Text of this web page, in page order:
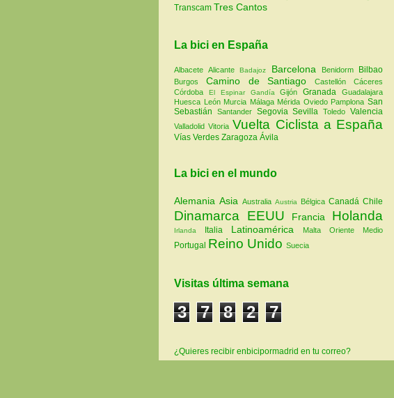
Transcam Tres Cantos
La bici en España
AlbaceteAlicanteBadajoz Barcelona Benidorm Bilbao
Burgos Camino de SantiagoCastellónCáceres
Córdoba El Espinar GandíaGijónGranadaGuadalajara
Huesca León Murcia Málaga Mérida Oviedo PamplonaSan
Sebastián Santander SegoviaSevillaToledoValencia
ValladolidVitoria Vuelta Ciclista a España
Vías Verdes Zaragoza Ávila
La bici en el mundo
Alemania Asia Australia Austria Bélgica Canadá Chile
Dinamarca EEUU Francia Holanda
Irlanda Italia Latinoamérica Malta Oriente Medio
Portugal Reino Unido Suecia
Visitas última semana
3 7 8 2 7
¿Quieres recibir enbicipormadrid en tu correo?